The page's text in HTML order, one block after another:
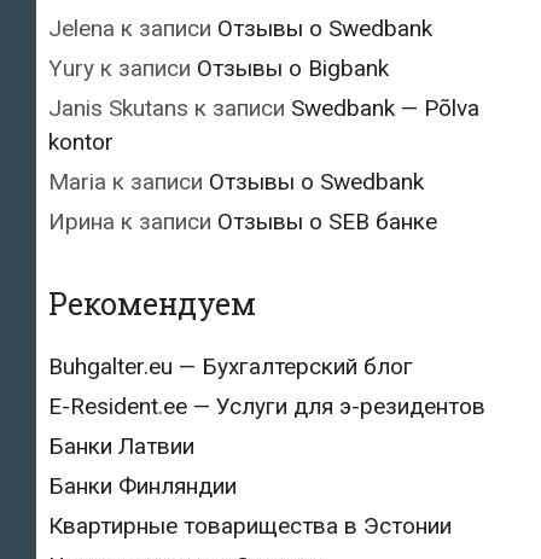
Jelena к записи Отзывы о Swedbank
Yury к записи Отзывы о Bigbank
Janis Skutans к записи Swedbank — Põlva
kontor
Maria к записи Отзывы о Swedbank
Ирина к записи Отзывы о SEB банке
Рекомендуем
Buhgalter.eu — Бухгалтерский блог
E-Resident.ee — Услуги для э-резидентов
Банки Латвии
Банки Финляндии
Квартирные товарищества в Эстонии